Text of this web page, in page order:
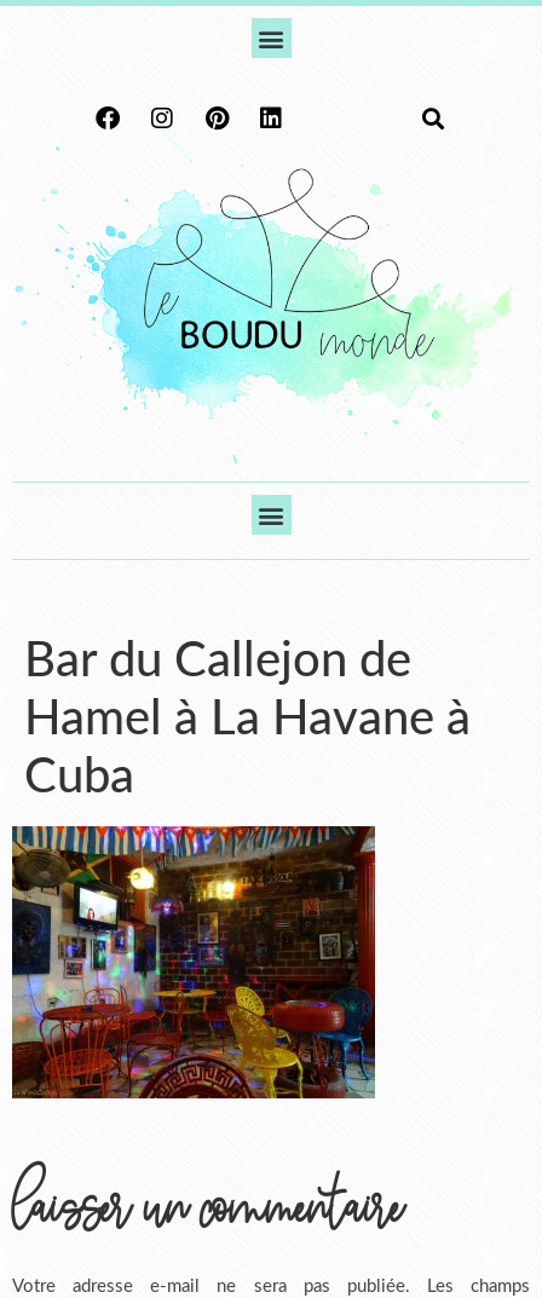
Bar du Callejon de
Hamel à La Havane à
Cuba
laisser un commentaire
Votre adresse e-mail ne sera pas publiée.
Les champs